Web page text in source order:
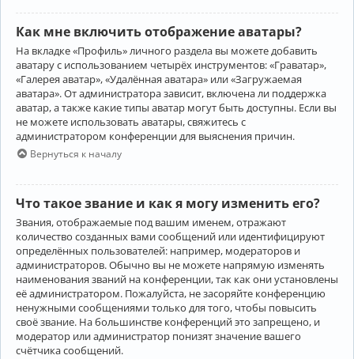
Как мне включить отображение аватары?
На вкладке «Профиль» личного раздела вы можете добавить
аватару с использованием четырёх инструментов: «Граватар»,
«Галерея аватар», «Удалённая аватара» или «Загружаемая
аватара». От администратора зависит, включена ли поддержка
аватар, а также какие типы аватар могут быть доступны. Если вы
не можете использовать аватары, свяжитесь с
администратором конференции для выяснения причин.
Вернуться к началу
Что такое звание и как я могу изменить его?
Звания, отображаемые под вашим именем, отражают
количество созданных вами сообщений или идентифицируют
определённых пользователей: например, модераторов и
администраторов. Обычно вы не можете напрямую изменять
наименования званий на конференции, так как они установлены
её администратором. Пожалуйста, не засоряйте конференцию
ненужными сообщениями только для того, чтобы повысить
своё звание. На большинстве конференций это запрещено, и
модератор или администратор понизят значение вашего
счётчика сообщений.